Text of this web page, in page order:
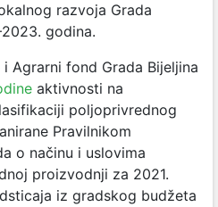
razvoja Grada
godina.
Agrarni fond Grada Bijeljina
aktivnosti na
poljoprivrednog
Pravilnikom
o načinu i uslovima
proizvodnji za 2021.
iz gradskog budžeta